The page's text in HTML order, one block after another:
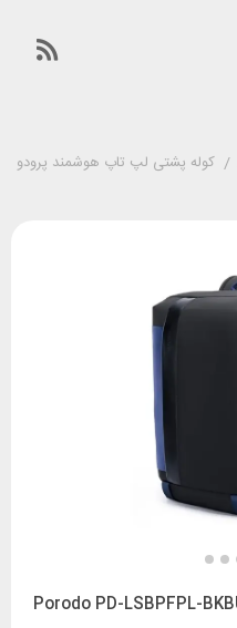
/ کوله پشتی لپ تاپ هوشمند پرودو Porodo PD-LSBPFPL-BKBU